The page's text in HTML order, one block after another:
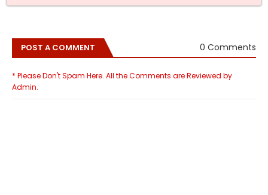
POST A COMMENT 0 Comments
* Please Don't Spam Here. All the Comments are Reviewed by
Admin.